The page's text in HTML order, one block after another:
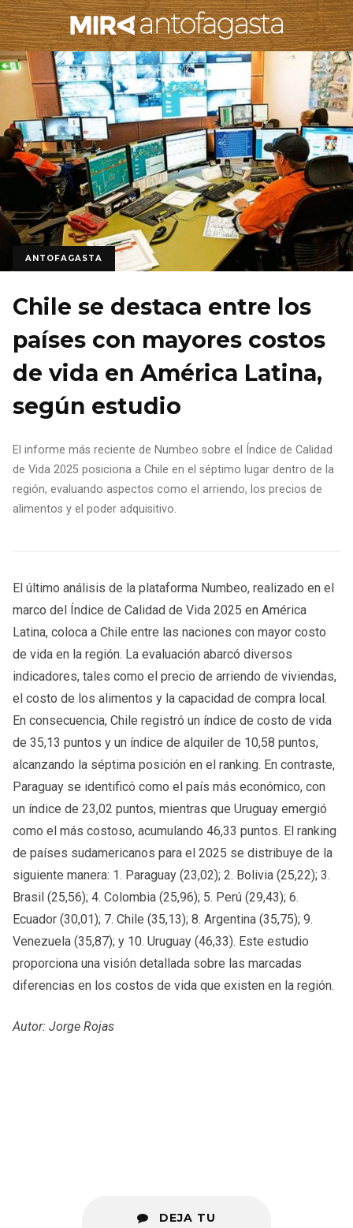
ANTOFAGASTA
Chile se destaca entre los
países con mayores costos
de vida en América Latina,
según estudio
El informe más reciente de Numbeo sobre el Índice de Calidad
de Vida 2025 posiciona a Chile en el séptimo lugar dentro de la
región, evaluando aspectos como el arriendo, los precios de
alimentos y el poder adquisitivo.
El último análisis de la plataforma Numbeo, realizado en el
marco del Índice de Calidad de Vida 2025 en América
Latina, coloca a Chile entre las naciones con mayor costo
de vida en la región. La evaluación abarcó diversos
indicadores, tales como el precio de arriendo de viviendas,
el costo de los alimentos y la capacidad de compra local.
En consecuencia, Chile registró un índice de costo de vida
de 35,13 puntos y un índice de alquiler de 10,58 puntos,
alcanzando la séptima posición en el ranking. En contraste,
Paraguay se identificó como el país más económico, con
un índice de 23,02 puntos, mientras que Uruguay emergió
como el más costoso, acumulando 46,33 puntos. El ranking
de países sudamericanos para el 2025 se distribuye de la
siguiente manera: 1. Paraguay (23,02); 2. Bolivia (25,22); 3.
Brasil (25,56); 4. Colombia (25,96); 5. Perú (29,43); 6.
Ecuador (30,01); 7. Chile (35,13); 8. Argentina (35,75); 9.
Venezuela (35,87); y 10. Uruguay (46,33). Este estudio
proporciona una visión detallada sobre las marcadas
diferencias en los costos de vida que existen en la región.
Autor: Jorge Rojas
DEJA TU